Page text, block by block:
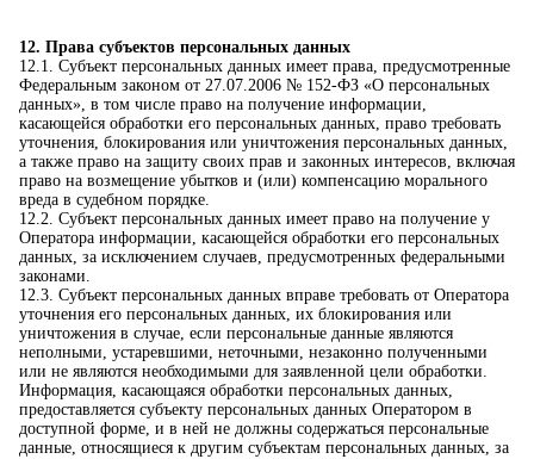
12. Права субъектов персональных данных
12.1. Субъект персональных данных имеет права, предусмотренные
Федеральным законом от 27.07.2006 № 152-ФЗ «О персональных
данных», в том числе право на получение информации,
касающейся обработки его персональных данных, право требовать
уточнения, блокирования или уничтожения персональных данных,
а также право на защиту своих прав и законных интересов, включая
право на возмещение убытков и (или) компенсацию морального
вреда в судебном порядке.
12.2. Субъект персональных данных имеет право на получение у
Оператора информации, касающейся обработки его персональных
данных, за исключением случаев, предусмотренных федеральными
законами.
12.3. Субъект персональных данных вправе требовать от Оператора
уточнения его персональных данных, их блокирования или
уничтожения в случае, если персональные данные являются
неполными, устаревшими, неточными, незаконно полученными
или не являются необходимыми для заявленной цели обработки.
Информация, касающаяся обработки персональных данных,
предоставляется субъекту персональных данных Оператором в
доступной форме, и в ней не должны содержаться персональные
данные, относящиеся к другим субъектам персональных данных, за